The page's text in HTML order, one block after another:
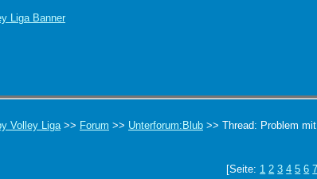
Volley Liga>> Forum >> Unterforum:Blub >> Thread: Problem
[Seite: 1 2 3 4 5 6 7